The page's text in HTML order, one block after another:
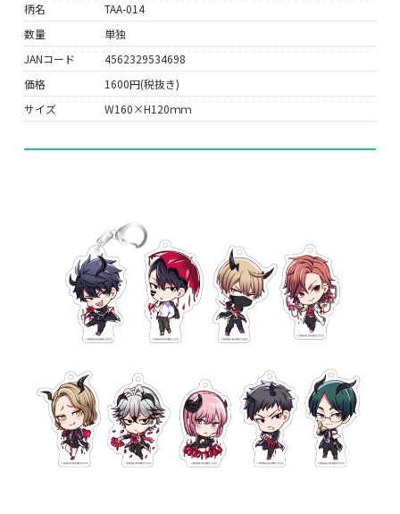
柄名
TAA-014
数量
単独
JANコード
4562329534698
価格
1600円(税抜き)
サイズ
W160×H120ｍｍ